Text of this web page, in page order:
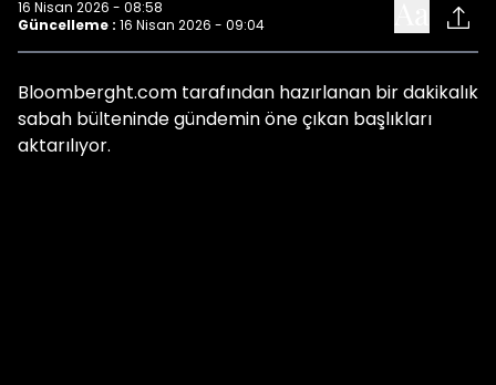
16 Nisan 2026 - 08:58
Güncelleme : 16 Nisan 2026 - 09:04
Bloomberght.com tarafından hazırlanan bir dakikalık
sabah bülteninde gündemin öne çıkan başlıkları
aktarılıyor.